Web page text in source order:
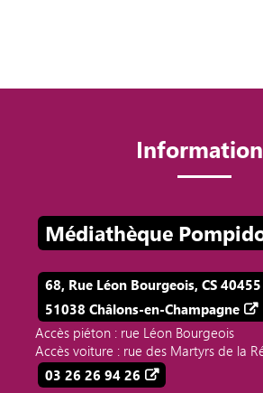
Médiathèque
68, Rue Léon Bourgeois, CS 40455
51038 Châlons-en-Champagne
Accès piéton : rue Léon Bourgeois
Accès voiture : rue des Martyrs de la
03 26 26 94 26